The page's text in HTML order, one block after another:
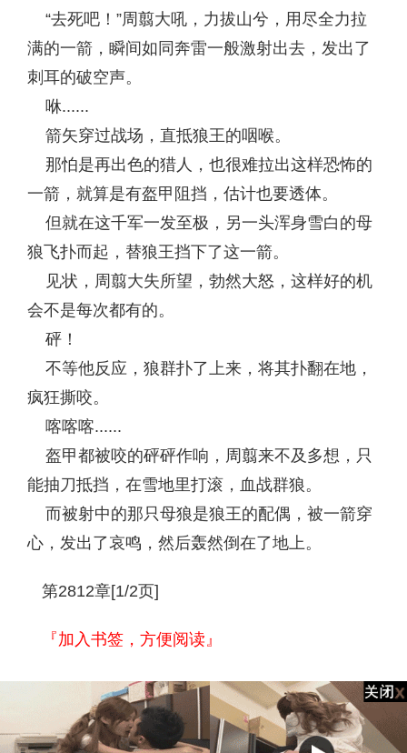
“去死吧！”周翦大吼，力拔山兮，用尽全力拉
满的一箭，瞬间如同奔雷一般激射出去，发出了
刺耳的破空声。
咻......
箭矢穿过战场，直抵狼王的咽喉。
那怕是再出色的猎人，也很难拉出这样恐怖的
一箭，就算是有盔甲阻挡，估计也要透体。
但就在这千军一发至极，另一头浑身雪白的母
狼飞扑而起，替狼王挡下了这一箭。
见状，周翦大失所望，勃然大怒，这样好的机
会不是每次都有的。
砰！
不等他反应，狼群扑了上来，将其扑翻在地，
疯狂撕咬。
喀喀喀......
盔甲都被咬的砰砰作响，周翦来不及多想，只
能抽刀抵挡，在雪地里打滚，血战群狼。
而被射中的那只母狼是狼王的配偶，被一箭穿
心，发出了哀鸣，然后轰然倒在了地上。
第2812章[1/2页]
『加入书签，方便阅读』